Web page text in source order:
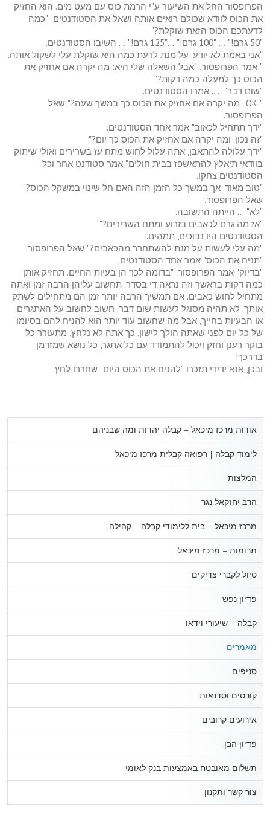
הפרופסור החל את השיעור ע"י הרמת כוס עם מעט מים. הוא החזיק
את הכוס לוודא שכולם רואים אותה ושאל את הסטודנטים: "כמה
לדעתכם הכוס הזאת שוקלת?"
"50 גרם!" … "100 גרם!" …"125 גרם!" … השיבו הסטודנטים.
"אני באמת לא יודע. על מנת לדעת כמה היא שוקלת עלי לשקול אותה.
" אמר הפרופסור. "אבל השאלה שלי היא: מה יקרה אם אחזיק את
הכוס כך למעלה כמה דקות?"
"שום דבר" ….. אמרו הסטודנטים.
" OK . מה יקרה אם אחזיק את הכוס כך במשך שעה?" שאל
הפרופסור.
"ידך תתחיל לכאוב" אמר אחד הסטודנטים.
"זה נכון. ומה יקרה אם אחזיק את הכוס כך יום?"
"ידך עלולה להתאבן, אתה עלול לחוש מתח עז בשרירים ואולי שיתוק
בוודאי תיאלץ להתאשפז בבית חולים" אמר סטודנט אחר וכל
הסטודנטים צחקו.
"טוב מאוד. אך במשך כל הזמן הזה האם חל שינוי במשקל הכוס?"
שאל הפרופסור.
"לא" … הייתה התשובה.
"אז מה גרם לכאבים בזרוע ומתח השרירים?"
הסטודנטים היו נבוכים, תמהים.
"מה עלי לעשות על מנת להשתחרר מהכאבים?" שאל הפרופסור.
"תניח את הכוס" אמר אחד הסטודנטים.
"בדיוק" אמר הפרופסור. "בדומה לכך הן בעיות החיים. תחזיק אותן
כמה דקות בראשך וזה נראה די בסדר. תחשוב עליהן הרבה זמן ואתה
מתחיל לחוש כאבים. אם תמשיך הרבה יותר זמן הם מתחילים לשתק
אותך. לא תהיה מסוגל לעשות שום דבר. חשוב לחשוב על האתגרים
או הבעיות בחייך, אבל מה שחשוב עוד יותר הוא להניח להם בסיומו
של כל יום לפני שאתה הולך לישון. כך אתה לא נלחץ, מתעורר כל
בוקר רענן וחזק ויכול להתמודד עם כל אתגר, כל נושא שמזדמן
בדרכך!
ובכן, אנא ידידי תזכרו "להניח את הכוס היום" שחררו לחץ.
אודות מרכז מיכאל – קבלה יהדות ומה שבניהם
לימוד קבלה | רפואה קבלית מרכז מיכאל
המלצות
הרב יחזקאל נגר
מרכז מיכאל – בית ללימודי קבלה – קהילה
תרומות – מרכז מיכאל
טיול לקברי צדיקים
פדיון נפש
קבלה – שיעורי וידאו
מאמרים
סניפים
קורסים וסדנאות
אירועים קרובים
פדיון הבן
תשלום מאובטח באמצעות בנק לאומי
צור קשר ותקנון